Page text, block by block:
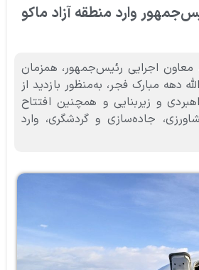
وارد منطقه آزاد ماکو
معاون اجرایی رئیس‌جمهور، همزمان
دهه مبارک فجر، به‌منظور بازدید از
و زیربنایی و همچنین افتتاح
جاده‌سازی و گردشگری، وارد